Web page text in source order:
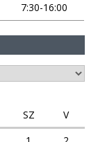
7:30-16:00
SZ
V